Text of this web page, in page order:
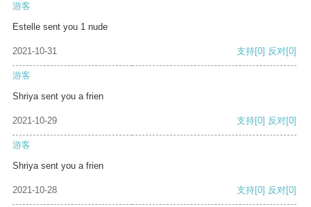
游客
Estelle sent you 1 nude
2021-10-31 支持[0] 反对[0]
游客
Shriya sent you a frien
2021-10-29 支持[0] 反对[0]
游客
Shriya sent you a frien
2021-10-28 支持[0] 反对[0]